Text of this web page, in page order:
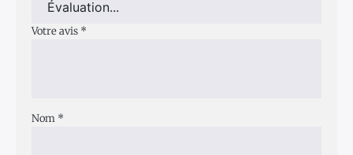
Votre avis *
Nom *